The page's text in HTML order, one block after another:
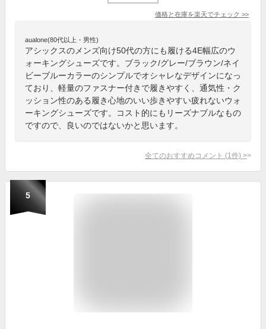
価格と在庫を楽天でチェック >>
aualone(80代以上・男性)
アシックスのメンズ向け50代の方にも履ける4E幅広のウ
ォーキングシューズです。ブラック/グレー/ブラウン/ネイ
ビーブルーカラーのシンプルでオシャレなデザインになっ
ており、軽量のファスナー付きで履きやすく、通気性・ク
ッション性のある履き心地のいい歩きやすい疲れないウォ
ーキングシューズです。コスト的にもリーズナブルなもの
ですので、良いのではないかと思います。
全てのおすすめコメント (1 件) >
5